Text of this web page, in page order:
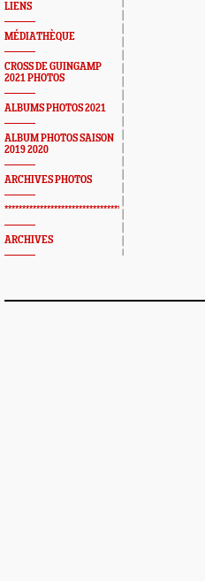
LIENS
MÉDIATHÈQUE
CROSS DE GUINGAMP
2021 PHOTOS
ALBUMS PHOTOS 2021
ALBUM PHOTOS SAISON
2019 2020
ARCHIVES PHOTOS
*************************************************
ARCHIVES